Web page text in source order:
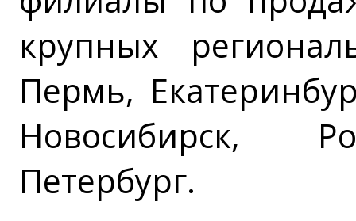
крупных
Пермь,
Новосибирск,
Петербург.